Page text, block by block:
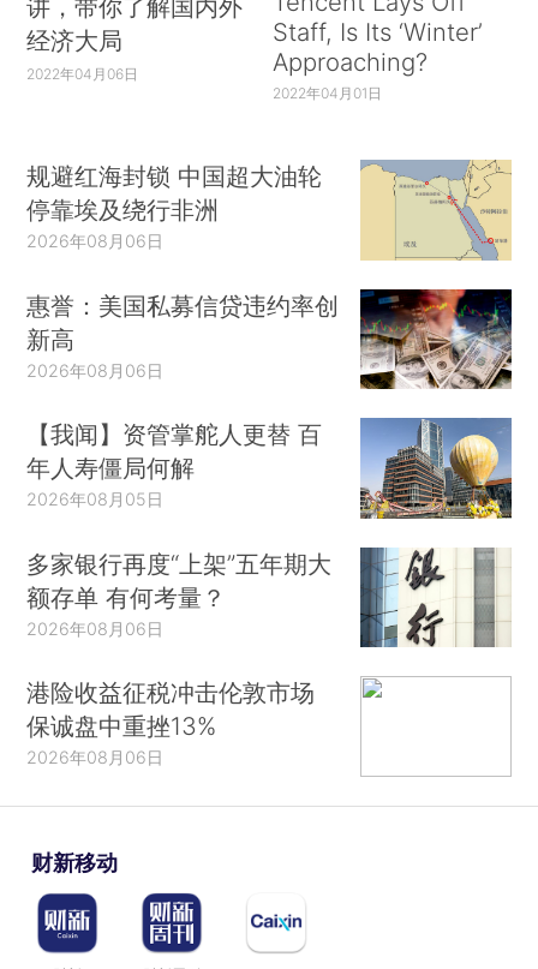
讲，带你了解国内外
经济大局
2022年04月06日
Staff, Is Its ‘Winter’
Approaching?
2022年04月01日
规避红海封锁 中国超大油轮
停靠埃及绕行非洲
2026年08月06日
惠誉：美国私募信贷违约率创
新高
2026年08月06日
【我闻】资管掌舵人更替 百
年人寿僵局何解
2026年08月05日
多家银行再度“上架”五年期大
额存单 有何考量？
2026年08月06日
港险收益征税冲击伦敦市场
保诚盘中重挫13%
2026年08月06日
财新移动